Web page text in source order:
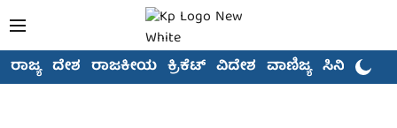
ರಾಜ್ಯ ದೇಶ ರಾಜಕೀಯ ಕ್ರಿಕೆಟ್ ವಿದೇಶ ವಾಣಿಜ್ಯ ಸಿನಿಮಾ